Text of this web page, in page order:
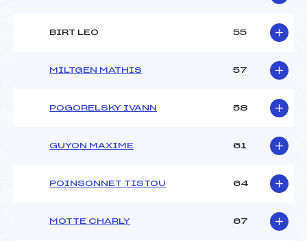
BIRT LEO 55
MILTGEN MATHIS 57
POGORELSKY IVANN 58
GUYON MAXIME 61
POINSONNET TISTOU 64
MOTTE CHARLY 67